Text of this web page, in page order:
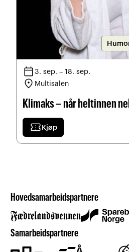
calendar_today3. sep. – 18. sep.
location_on Multisalen
Klimaks – når heltinnen
confirmation_number Kjøp
Hovedsamarbeidspartnere
Samarbeidspartnere